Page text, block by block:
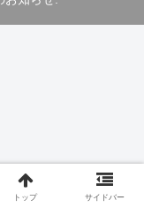
トップ サイドバー